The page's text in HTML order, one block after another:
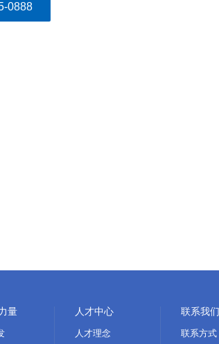
0888
量 人才中心
人才理念
联系我们
联系方式